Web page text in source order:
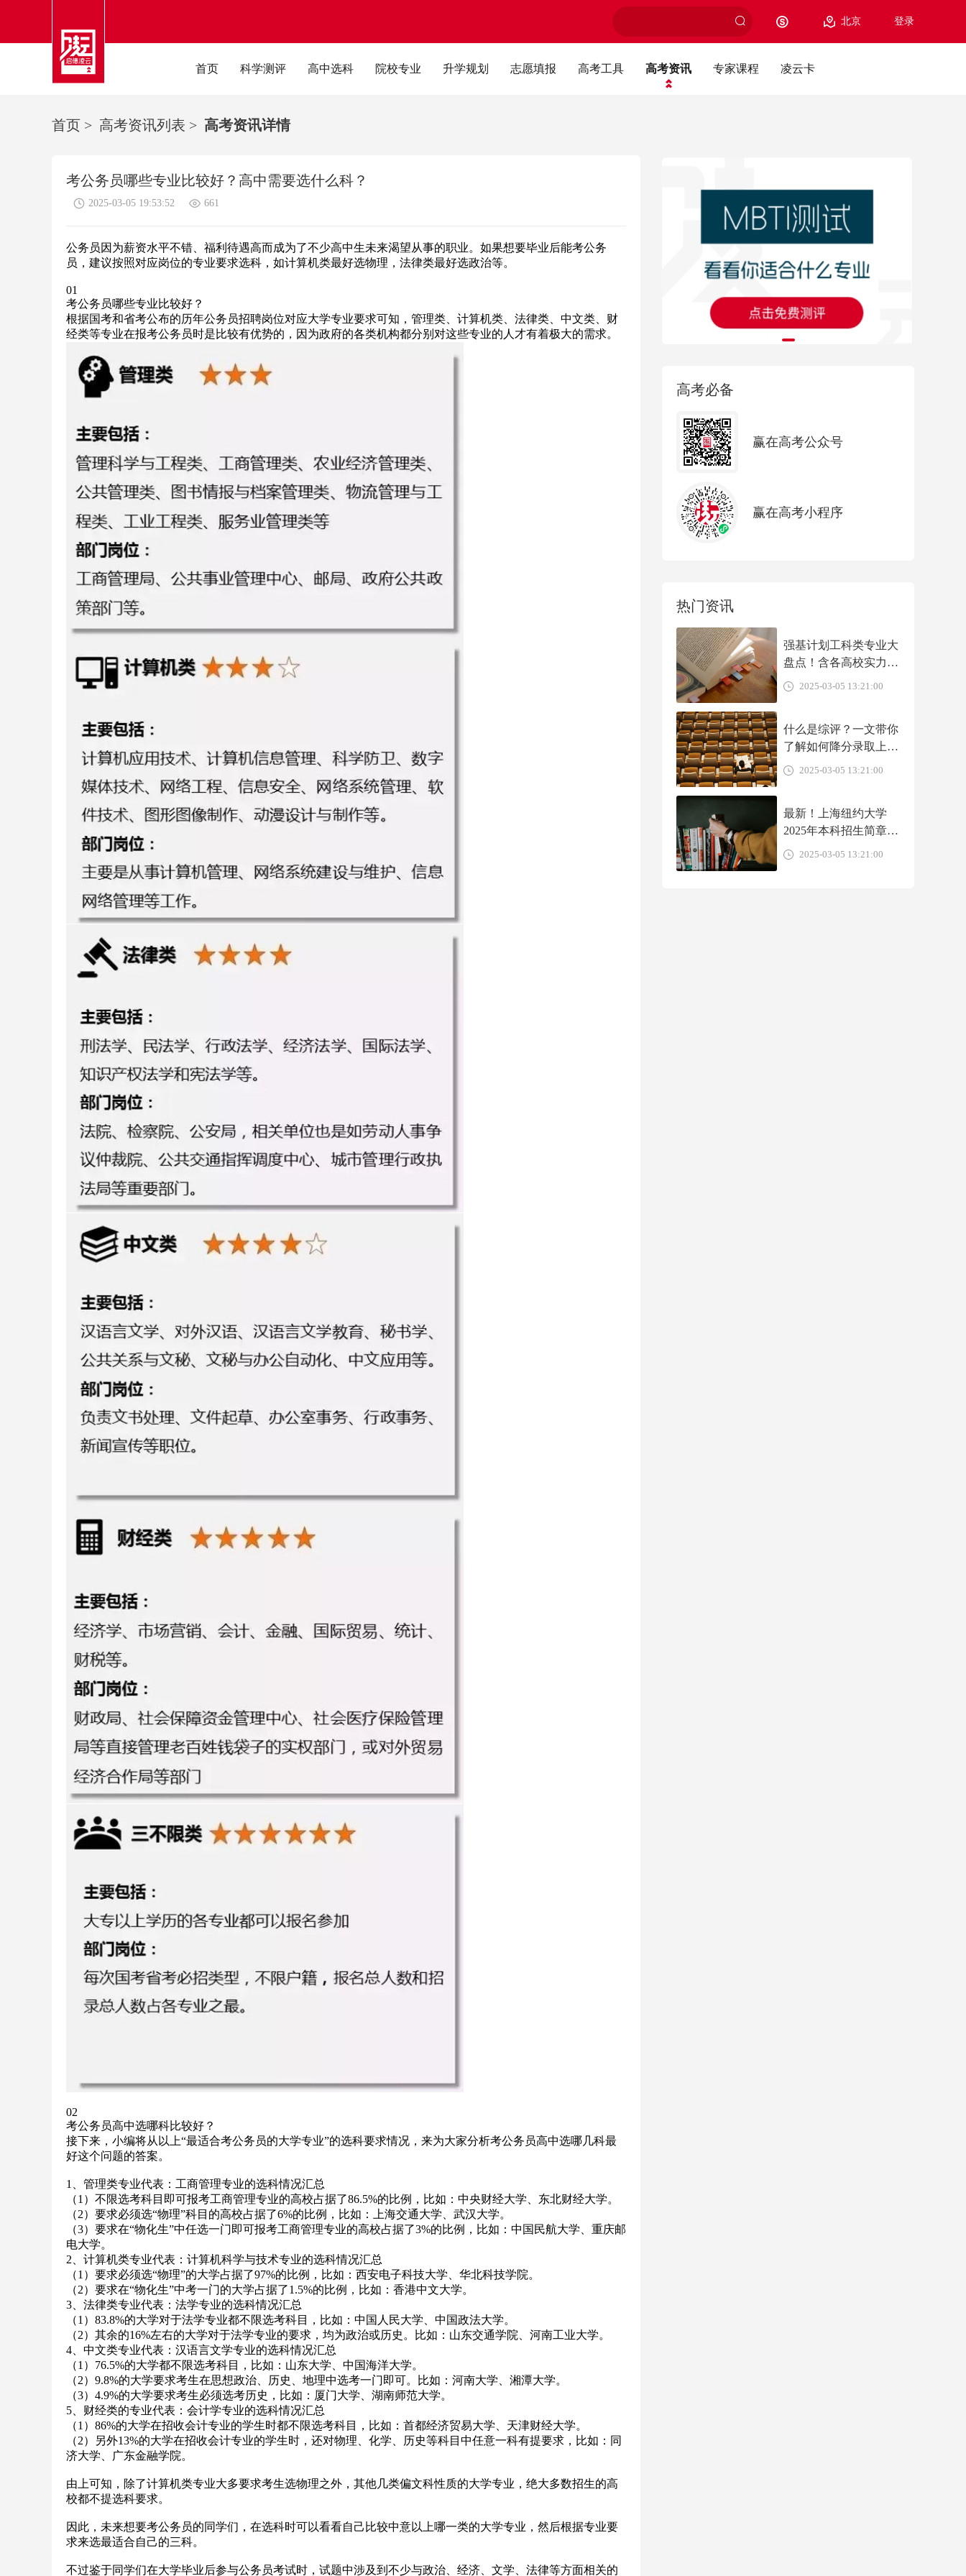
北京 登录
首页 科学测评 高中选科 院校专业 升学规划 志愿填报 高考工具 高考资讯 专家课程 凌云卡
首页 > 高考资讯列表 > 高考资讯详情
考公务员哪些专业比较好？高中需要选什么科？
2025-03-05 19:53:52 661
公务员因为薪资水平不错、福利待遇高而成为了不少高中生未来渴望从事的职业。如果想要毕业后能考公务
员，建议按照对应岗位的专业要求选科，如计算机类最好选物理，法律类最好选政治等。
01
考公务员哪些专业比较好？
根据国考和省考公布的历年公务员招聘岗位对应大学专业要求可知，管理类、计算机类、法律类、中文类、财
经类等专业在报考公务员时是比较有优势的，因为政府的各类机构都分别对这些专业的人才有着极大的需求。
02
考公务员高中选哪科比较好？
接下来，小编将从以上“最适合考公务员的大学专业”的选科要求情况，来为大家分析考公务员高中选哪几科最
好这个问题的答案。
1、管理类专业代表：工商管理专业的选科情况汇总
（1）不限选考科目即可报考工商管理专业的高校占据了86.5%的比例，比如：中央财经大学、东北财经大学。
（2）要求必须选“物理”科目的高校占据了6%的比例，比如：上海交通大学、武汉大学。
（3）要求在“物化生”中任选一门即可报考工商管理专业的高校占据了3%的比例，比如：中国民航大学、重庆邮
电大学。
2、计算机类专业代表：计算机科学与技术专业的选科情况汇总
（1）要求必须选“物理”的大学占据了97%的比例，比如：西安电子科技大学、华北科技学院。
（2）要求在“物化生”中考一门的大学占据了1.5%的比例，比如：香港中文大学。
3、法律类专业代表：法学专业的选科情况汇总
（1）83.8%的大学对于法学专业都不限选考科目，比如：中国人民大学、中国政法大学。
（2）其余的16%左右的大学对于法学专业的要求，均为政治或历史。比如：山东交通学院、河南工业大学。
4、中文类专业代表：汉语言文学专业的选科情况汇总
（1）76.5%的大学都不限选考科目，比如：山东大学、中国海洋大学。
（2）9.8%的大学要求考生在思想政治、历史、地理中选考一门即可。比如：河南大学、湘潭大学。
（3）4.9%的大学要求考生必须选考历史，比如：厦门大学、湖南师范大学。
5、财经类的专业代表：会计学专业的选科情况汇总
（1）86%的大学在招收会计专业的学生时都不限选考科目，比如：首都经济贸易大学、天津财经大学。
（2）另外13%的大学在招收会计专业的学生时，还对物理、化学、历史等科目中任意一科有提要求，比如：同
济大学、广东金融学院。
由上可知，除了计算机类专业大多要求考生选物理之外，其他几类偏文科性质的大学专业，绝大多数招生的高
校都不提选科要求。
因此，未来想要考公务员的同学们，在选科时可以看看自己比较中意以上哪一类的大学专业，然后根据专业要
求来选最适合自己的三科。
不过鉴于同学们在大学毕业后参与公务员考试时，试题中涉及到不少与政治、经济、文学、法律等方面相关的
高考必备
赢在高考公众号
赢在高考小程序
热门资讯
强基计划工科类专业大
盘点！含各高校实力、
就业前景、转段出路介
2025-03-05 13:21:00
什么是综评？一文带你
了解如何降分录取上名
校
2025-03-05 13:21:00
最新！上海纽约大学
2025年本科招生简章
（中国大陆学生）
2025-03-05 13:21:00